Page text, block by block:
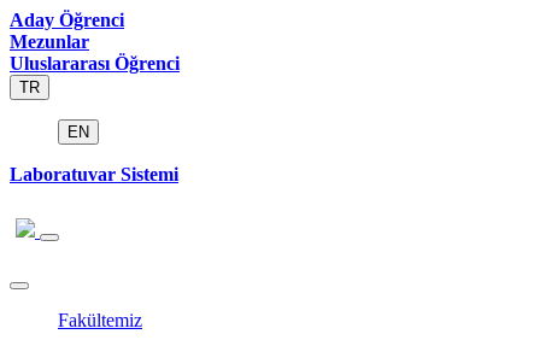
Aday Öğrenci
Mezunlar
Uluslararası Öğrenci
TR
EN
Laboratuvar Sistemi
Fakültemiz